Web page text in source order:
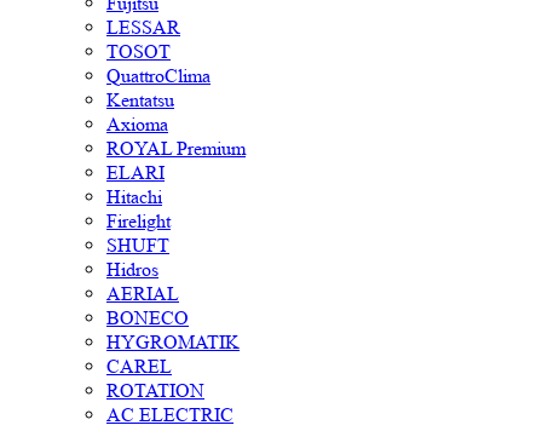
LESSAR
TOSOT
QuattroClima
Kentatsu
Axioma
ROYAL Premium
ELARI
Hitachi
Firelight
SHUFT
Hidros
AERIAL
BONECO
HYGROMATIK
CAREL
ROTATION
AC ELECTRIC